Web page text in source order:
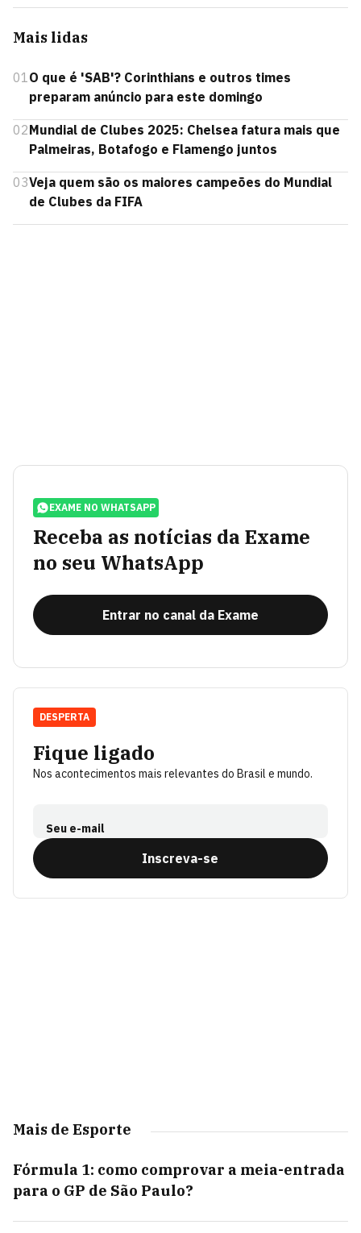
Mais lidas
01O que é 'SAB'? Corinthians e outros times
preparam anúncio para este domingo
02Mundial de Clubes 2025: Chelsea fatura mais que
Palmeiras, Botafogo e Flamengo juntos
03Veja quem são os maiores campeões do Mundial
de Clubes da FIFA
EXAME NO WHATSAPP
Receba as notícias da Exame
no seu WhatsApp
Entrar no canal da Exame
Fique ligado
Nos acontecimentos mais relevantes do Brasil e mundo.
Seu e-mail
Inscreva-se
DESPERTA
Mais de Esporte
Fórmula 1: como comprovar a meia-entrada
para o GP de São Paulo?